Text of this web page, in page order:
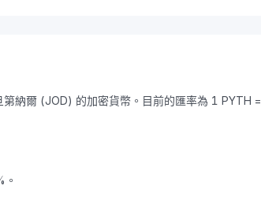
納爾 (JOD) 的加密貨幣。目前的匯率為 1 PYTH =